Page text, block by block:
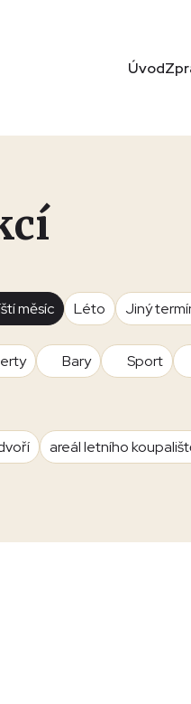
Úvod
měsíc Léto
Jiný
Bary Sport
areál letního